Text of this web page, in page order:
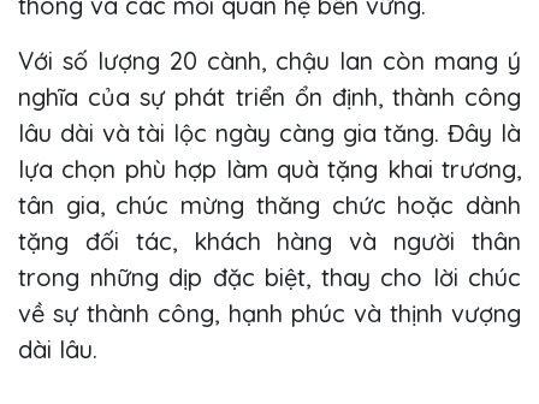
Với số lượng 20 cành, chậu lan còn mang ý
nghĩa của sự phát triển ổn định, thành công
lâu dài và tài lộc ngày càng gia tăng. Đây là
lựa chọn phù hợp làm quà tặng khai trương,
tân gia, chúc mừng thăng chức hoặc dành
tặng đối tác, khách hàng và người thân
trong những dịp đặc biệt, thay cho lời chúc
về sự thành công, hạnh phúc và thịnh vượng
dài lâu.